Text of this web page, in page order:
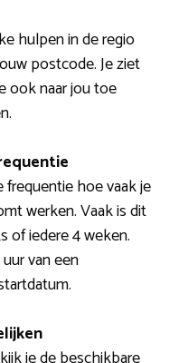
hulpen in de regio
postcode. Je ziet
ook naar jou toe
hoe vaak je
werken. Vaak is dit
of iedere 4 weken.
van een